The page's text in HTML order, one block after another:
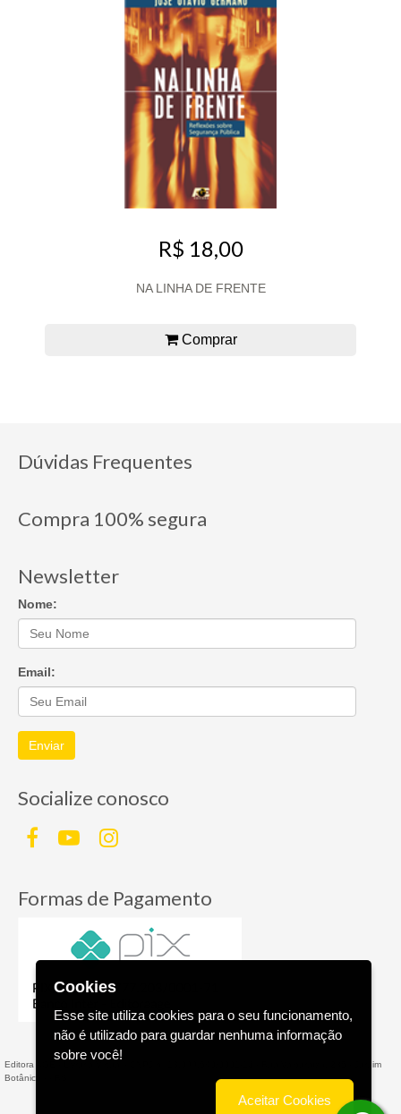
R$ 18,00
NA LINHA DE FRENTE
Comprar
Dúvidas Frequentes
Compra 100% segura
Newsletter
Nome:
Email:
Enviar
Socialize conosco
Formas de Pagamento
Editora AGE - Livraria Virtual - CNPJ n° 13.099.540/0001-16 - Rua Valparaíso, 285 - Jardim
Botânico - - RS
Cookies
Esse site utiliza cookies para o seu funcionamento,
não é utilizado para guardar nenhuma informação
sobre você!
Aceitar Cookies